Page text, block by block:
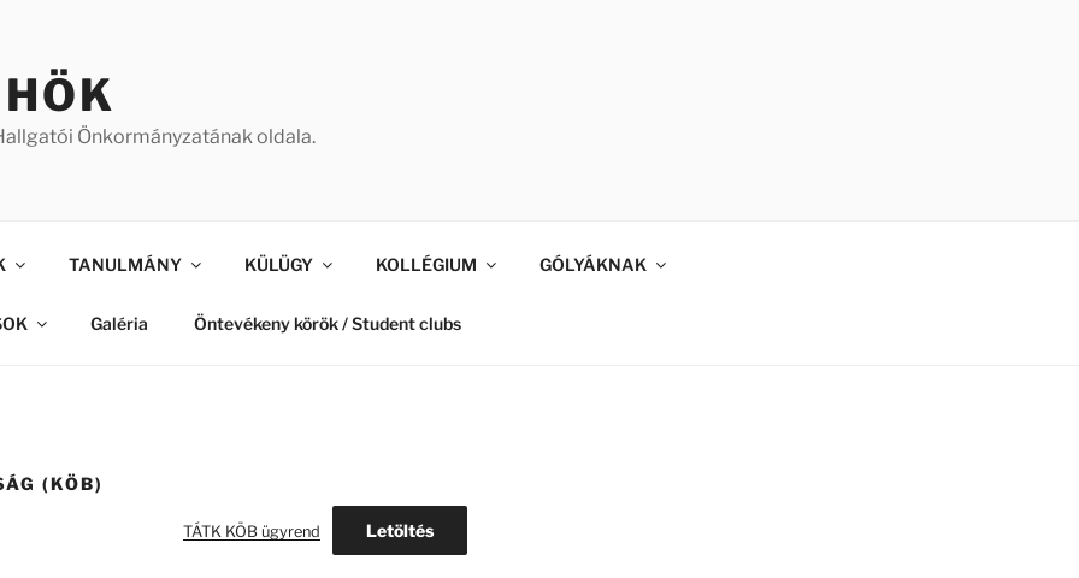
Önkormányzatának oldala.
TANULMÁNY KÜLÜGY KOLLÉGIUM GÓLYÁKNAK
Galéria Öntevékeny körök / Student clubs
(KÖB)
TÁTK KÖB ügyrend Letöltés